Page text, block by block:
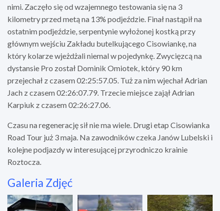
nimi. Zaczęło się od wzajemnego testowania się na 3
kilometry przed metą na 13% podjeździe. Finał nastąpił na
ostatnim podjeździe, serpentynie wyłożonej kostką przy
głównym wejściu Zakładu butelkującego Cisowiankę, na
który kolarze wjeżdżali niemal w pojedynkę. Zwycięzcą na
dystansie Pro został Dominik Omiotek, który 90 km
przejechał z czasem 02:25:57.05. Tuż za nim wjechał Adrian
Jach z czasem 02:26:07.79. Trzecie miejsce zajął Adrian
Karpiuk z czasem 02:26:27.06.
Czasu na regenerację sił nie ma wiele. Drugi etap Cisowianka
Road Tour już 3 maja. Na zawodników czeka Janów Lubelski i
kolejne podjazdy w interesującej przyrodniczo krainie
Roztocza.
Galeria Zdjęć